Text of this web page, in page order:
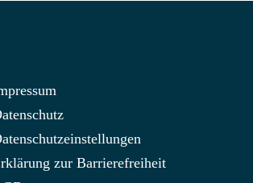
zur Barrierefreiheit